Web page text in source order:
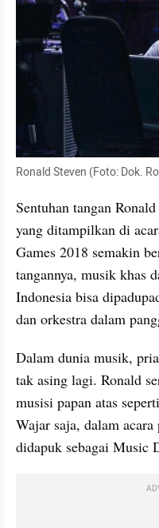
Ronald Steven (Foto: Dok.
Sentuhan tangan
yang ditampilkan di
Games 2018 semakin
tangannya, musik khas
Indonesia bisa
dan orkestra dalam
Dalam dunia musik,
tak asing lagi. Ronald
musisi papan atas
Wajar saja, dalam
didapuk sebagai Music